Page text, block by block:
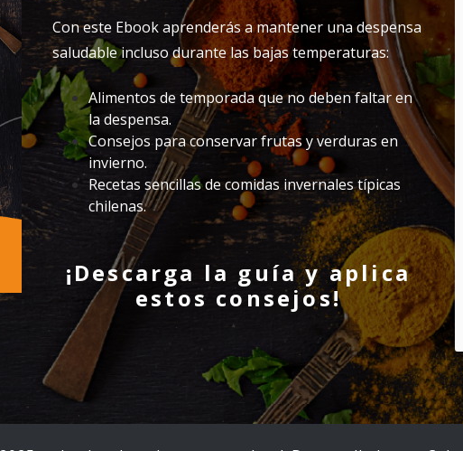
Con este Ebook aprenderás a mantener una despensa
saludable incluso durante las bajas temperaturas:
Alimentos de temporada que no deben faltar en
la despensa.
Consejos para conservar frutas y verduras en
invierno.
Recetas sencillas de comidas invernales típicas
chilenas.
¡Descarga la guía y aplica
estos consejos!